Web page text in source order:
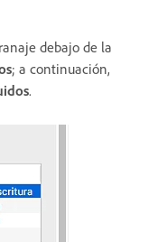
debajo de la
; a continuación,
.